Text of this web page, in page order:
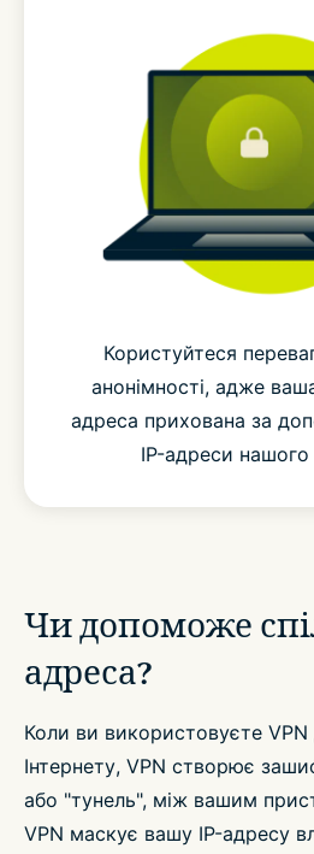
Користуйтеся
анонімності, адже
адреса прихована за
IP-адреси
Чи допоможе
адреса?
Коли ви використовуєте
Інтернету, VPN створює
або "тунель", між вашим
VPN маскує вашу IP-адресу